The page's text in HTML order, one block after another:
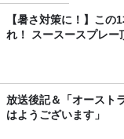
【暑さ対策に！】この
れ！ スースースプレー
放送後記＆「オースト
はようございます」